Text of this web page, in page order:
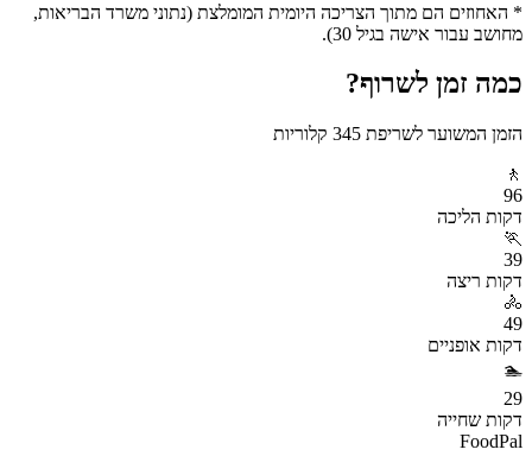
* האחוזים הם מתוך הצריכה היומית המומלצת (נתוני משרד הבריאות,
מחושב עבור אישה בגיל 30).
כמה זמן לשרוף?
הזמן המשוער לשריפת 345 קלוריות
🚶
96
דקות הליכה
🏃
39
דקות ריצה
🚴
49
דקות אופניים
🏊
29
דקות שחייה
FoodPal